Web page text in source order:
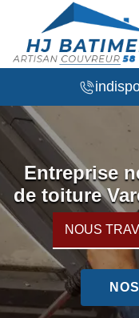
Entreprise
de toiture
NOUS